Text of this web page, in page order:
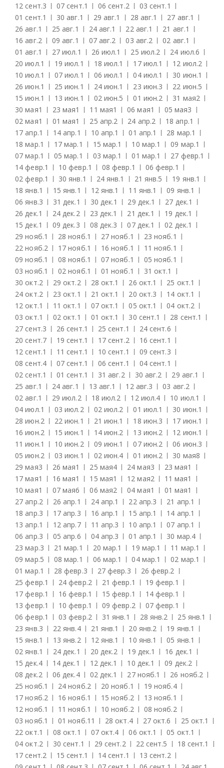
12 сент.3 07 сент.1 06 сент.2 03 сент.1
01 сент.1 30 авг.1 29 авг.1 28 авг.1 27 авг.1
26 авг.1 25 авг.1 24 авг.1 22 авг.1 21 авг.1
16 авг.2 09 авг.1 07 авг.2 03 авг.2 02 авг.1
01 авг.1 27 июл.1 26 июл.1 25 июл.2 24 июл.6
20 июл.1 19 июл.1 18 июл.1 17 июл.1 12 июл.2
10 июл.1 07 июл.1 06 июл.1 04 июл.1 30 июн.1
26 июн.1 25 июн.1 24 июн.1 23 июн.3 22 июн.5
15 июн.1 13 июн.1 02 июн.5 01 июн.2 31 мая2
30 мая1 23 мая1 11 мая1 06 мая1 05 мая3
02 мая1 01 мая1 25 апр.2 24 апр.2 18 апр.1
17 апр.1 14 апр.1 10 апр.1 01 апр.1 28 мар.1
18 мар.1 17 мар.1 15 мар.1 10 мар.1 09 мар.1
07 мар.1 05 мар.1 03 мар.1 01 мар.1 27 февр.1
14 февр.1 10 февр.1 08 февр.1 06 февр.1
02 февр.1 30 янв.1 24 янв.1 21 янв.5 19 янв.1
18 янв.1 15 янв.1 12 янв.1 11 янв.1 09 янв.1
06 янв.3 31 дек.1 30 дек.1 29 дек.1 27 дек.1
26 дек.1 24 дек.2 23 дек.1 21 дек.1 19 дек.1
15 дек.1 09 дек.3 08 дек.3 07 дек.1 02 дек.1
29 нояб.1 28 нояб.1 27 нояб.1 23 нояб.1
22 нояб.2 17 нояб.1 16 нояб.1 11 нояб.1
09 нояб.1 08 нояб.1 07 нояб.1 05 нояб.1
03 нояб.1 02 нояб.1 01 нояб.1 31 окт.1
30 окт.2 29 окт.2 28 окт.1 26 окт.1 25 окт.1
24 окт.2 23 окт.1 21 окт.1 20 окт.3 14 окт.1
12 окт.1 11 окт.1 07 окт.1 05 окт.1 04 окт.2
03 окт.1 02 окт.1 01 окт.1 30 сент.1 28 сент.1
27 сент.3 26 сент.1 25 сент.1 24 сент.6
20 сент.7 19 сент.1 17 сент.2 16 сент.1
12 сент.1 11 сент.1 10 сент.1 09 сент.3
08 сент.4 07 сент.1 06 сент.1 04 сент.1
02 сент.1 01 сент.1 31 авг.2 30 авг.2 29 авг.1
25 авг.1 24 авг.1 13 авг.1 12 авг.3 03 авг.2
02 авг.1 29 июл.2 18 июл.2 12 июл.4 10 июл.1
04 июл.1 03 июл.2 02 июл.2 01 июл.1 30 июн.1
28 июн.2 22 июн.1 21 июн.1 18 июн.3 17 июн.1
16 июн.2 15 июн.1 14 июн.2 13 июн.2 12 июн.1
11 июн.1 10 июн.2 09 июн.1 07 июн.2 06 июн.3
05 июн.2 03 июн.1 02 июн.4 01 июн.2 30 мая8
29 мая3 26 мая1 25 мая4 24 мая3 23 мая1
17 мая1 16 мая1 15 мая1 12 мая2 11 мая1
10 мая1 07 мая6 06 мая2 04 мая1 01 мая1
27 апр.2 26 апр.1 24 апр.1 22 апр.3 21 апр.1
18 апр.3 17 апр.3 16 апр.1 15 апр.1 14 апр.1
13 апр.1 12 апр.7 11 апр.3 10 апр.1 07 апр.1
06 апр.3 05 апр.6 04 апр.3 01 апр.1 30 мар.4
23 мар.3 21 мар.1 20 мар.1 19 мар.1 11 мар.1
09 мар.5 08 мар.1 06 мар.1 04 мар.1 02 мар.1
01 мар.1 28 февр.3 27 февр.3 26 февр.2
25 февр.1 24 февр.2 21 февр.1 19 февр.1
17 февр.1 16 февр.1 15 февр.1 14 февр.1
13 февр.1 10 февр.1 09 февр.2 07 февр.1
06 февр.1 03 февр.2 31 янв.1 28 янв.2 25 янв.1
23 янв.3 22 янв.4 21 янв.1 20 янв.2 19 янв.1
15 янв.1 13 янв.2 12 янв.1 10 янв.1 05 янв.1
02 янв.1 24 дек.1 20 дек.2 19 дек.1 16 дек.1
15 дек.4 14 дек.1 12 дек.1 10 дек.1 09 дек.2
08 дек.2 06 дек.4 02 дек.1 27 нояб.1 26 нояб.2
25 нояб.1 24 нояб.2 20 нояб.1 19 нояб.4
17 нояб.2 16 нояб.1 15 нояб.2 13 нояб.1
12 нояб.1 11 нояб.1 10 нояб.2 08 нояб.2
03 нояб.1 01 нояб.11 28 окт.4 27 окт.6 25 окт.1
22 окт.1 08 окт.1 07 окт.4 06 окт.1 05 окт.1
04 окт.2 30 сент.1 29 сент.2 22 сент.5 18 сент.1
17 сент.2 15 сент.1 14 сент.1 13 сент.2